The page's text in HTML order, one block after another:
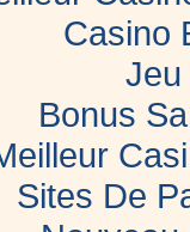
Casino
Jeu
Bonus
Sites De